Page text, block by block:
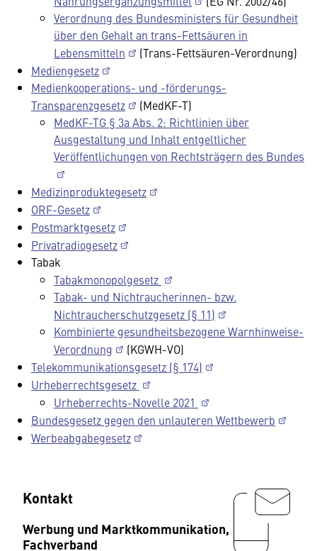
Verordnung des Bundesministers für Gesundheit
über den Gehalt an trans-Fettsäuren in
Lebensmitteln
(Trans-Fettsäuren-Verordnung)
Mediengesetz
Medienkooperations- und -förderungs-
Transparenzgesetz
(MedKF-T)
MedKF-TG § 3a Abs. 2: Richtlinien über
Ausgestaltung und Inhalt entgeltlicher
Veröffentlichungen von Rechtsträgern des Bundes
Medizinproduktegesetz
ORF-Gesetz
Postmarktgesetz
Privatradiogesetz
Tabak
Tabakmonopolgesetz
Tabak- und Nichtraucherinnen- bzw.
Nichtraucherschutzgesetz (§ 11)
Kombinierte gesundheitsbezogene Warnhinweise-
Verordnung
(KGWH-VO)
Telekommunikationsgesetz (§ 174)
Urheberrechtsgesetz
Urheberrechts-Novelle 2021
Bundesgesetz gegen den unlauteren Wettbewerb
Werbeabgabegesetz
Kontakt
Werbung und Marktkommunikation,
Fachverband